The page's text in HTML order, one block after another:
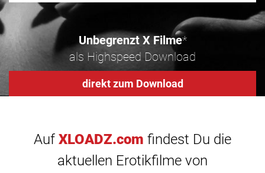
Unbegrenzt X Filme*
als Highspeed Download
direkt zum Download
Auf XLOADZ.com findest Du die
aktuellen Erotikfilme von